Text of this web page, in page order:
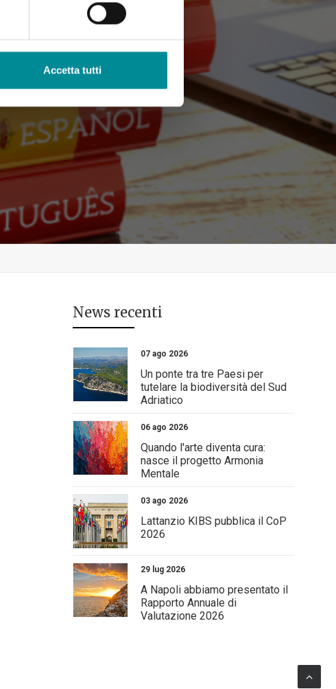
Accetta tutti
News recenti
07 ago 2026
Un ponte tra tre Paesi per
tutelare la biodiversità del Sud
Adriatico
06 ago 2026
Quando l'arte diventa cura:
nasce il progetto Armonia
Mentale
03 ago 2026
Lattanzio KIBS pubblica il CoP
2026
29 lug 2026
A Napoli abbiamo presentato il
Rapporto Annuale di
Valutazione 2026